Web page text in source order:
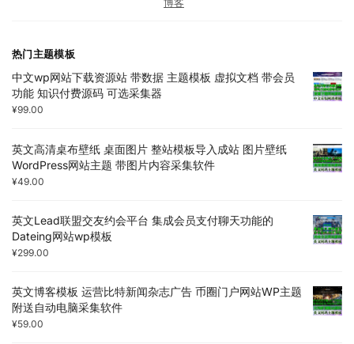
博客
热门主题模板
中文wp网站下载资源站 带数据 主题模板 虚拟文档 带会员
功能 知识付费源码 可选采集器
¥99.00
英文高清桌布壁纸 桌面图片 整站模板导入成站 图片壁纸
WordPress网站主题 带图片内容采集软件
¥49.00
英文Lead联盟交友约会平台 集成会员支付聊天功能的
Dateing网站wp模板
¥299.00
英文博客模板 运营比特新闻杂志广告 币圈门户网站WP主题
附送自动电脑采集软件
¥59.00